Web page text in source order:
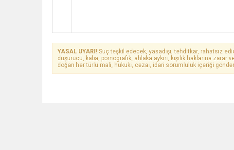
YASAL UYARI! Suç teşkil edecek, yasadışı, tehditkar, rahatsız
düşürücü, kaba, pornografik, ahlaka aykırı, kişilik haklarına
doğan her türlü mali, hukuki, cezai, idari sorumluluk içeriği